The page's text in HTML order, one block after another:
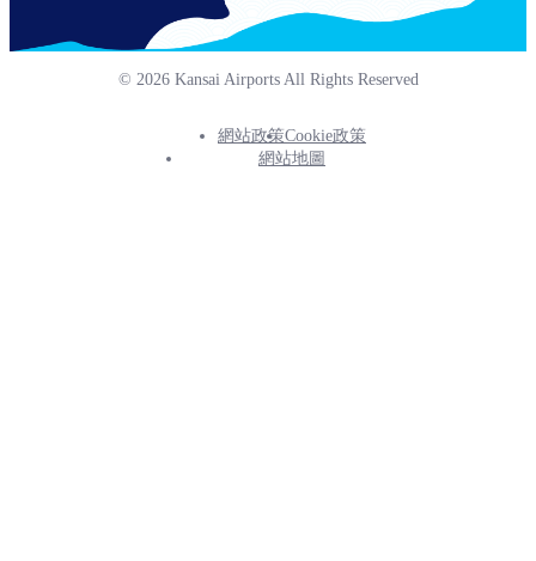
© 2026 Kansai Airports All Rights Reserved
Footer
網站政策Cookie政策
網站地圖